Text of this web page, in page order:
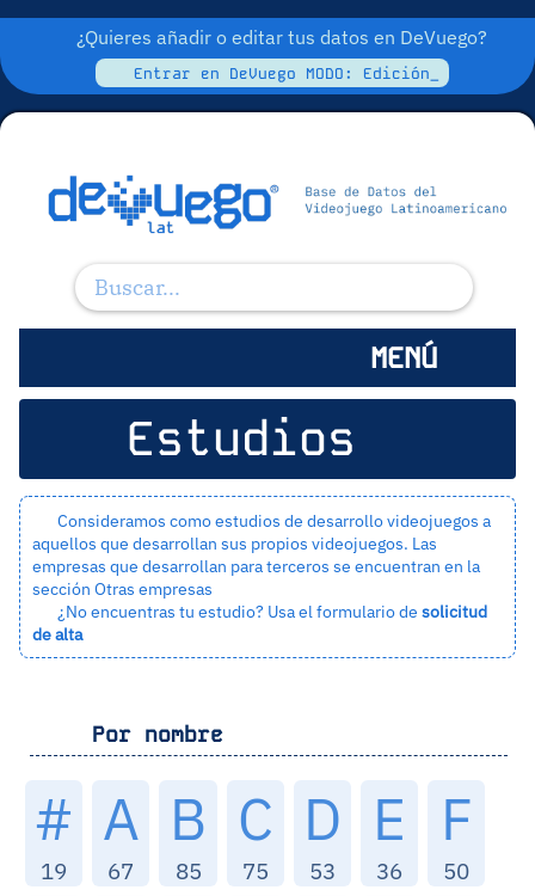
¿Quieres añadir o editar tus datos en DeVuego?
Entrar en DeVuego MODO: Edición_
MENÚ
Estudios
Consideramos como estudios de desarrollo videojuegos a
aquellos que desarrollan sus propios videojuegos. Las
empresas que desarrollan para terceros se encuentran en la
sección Otras empresas
¿No encuentras tu estudio? Usa el formulario de solicitud
de alta
Por nombre
#
19
A
67
B
85
C
75
D
53
E
36
F
50